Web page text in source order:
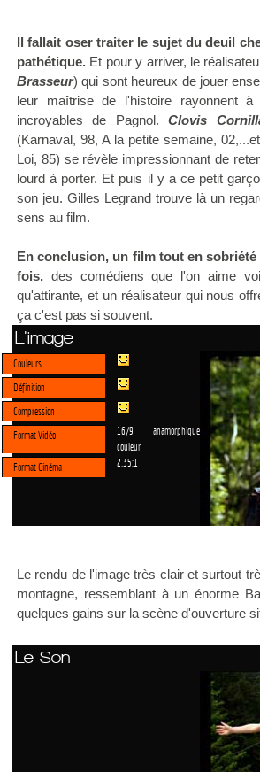
Il fallait oser traiter le sujet du deuil
pathétique. Et pour y arriver, le
Brasseur) qui sont heureux de jouer
leur maîtrise de l'histoire rayonnent
incroyables de Pagnol.Clovis
(Karnaval, 98, A la petite semaine,
Loi, 85) se révèle impressionnant de
lourd à porter. Et puis il y a ce petit
son jeu. Gilles Legrand trouve là un
sens au film.
En conclusion, un film tout en
fois, des comédiens que l'on aime
qu'attirante, et un réalisateur qui nous
ça c'est pas si souvent.
L'image
Couleurs
Définition
Compression
Format Vidéo
16/9 anamorphique
couleur
Format Cinéma
2.35:1
Le rendu de l'image très clair et surtout
montagne, ressemblant à un énorme
quelques gains sur la scène d'ouverture
Le Son